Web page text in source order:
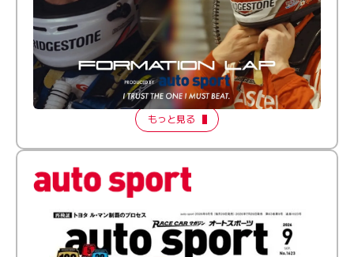
倒す相手を、信じてる。小林利徠斗 × 野村勇斗
【FORMATION LAP Produced by auto sport】
2026 Episode 2
もっと見る